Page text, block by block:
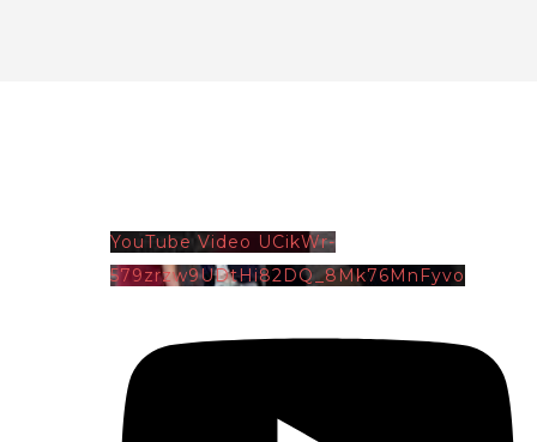
YouTube Video UCikWr-
579zrzw9UDtHi82DQ_8Mk76MnFyvo